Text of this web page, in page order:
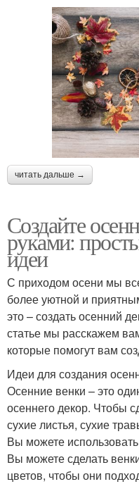
читать дальше →
Создайте
руками:
идеи
С приходом осени мы
более уютной и
это – создать осенний
статье мы расскажем
которые помогут вам
Идеи для создания
Осенние венки – это
осеннего декор. Чтобы
сухие листья, сухие
Вы можете
Вы можете сделать
цветов, чтобы они